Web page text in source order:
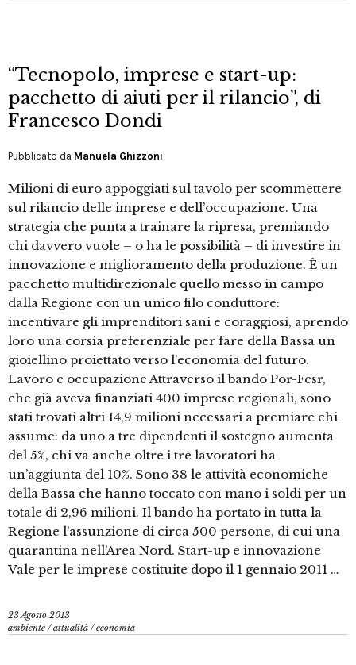
“Tecnopolo, imprese e start-up:
pacchetto di aiuti per il rilancio”, di
Francesco Dondi
Pubblicato da Manuela Ghizzoni
Milioni di euro appoggiati sul tavolo per scommettere
sul rilancio delle imprese e dell’occupazione. Una
strategia che punta a trainare la ripresa, premiando
chi davvero vuole – o ha le possibilità – di investire in
innovazione e miglioramento della produzione. È un
pacchetto multidirezionale quello messo in campo
dalla Regione con un unico filo conduttore:
incentivare gli imprenditori sani e coraggiosi, aprendo
loro una corsia preferenziale per fare della Bassa un
gioiellino proiettato verso l’economia del futuro.
Lavoro e occupazione Attraverso il bando Por-Fesr,
che già aveva finanziati 400 imprese regionali, sono
stati trovati altri 14,9 milioni necessari a premiare chi
assume: da uno a tre dipendenti il sostegno aumenta
del 5%, chi va anche oltre i tre lavoratori ha
un’aggiunta del 10%. Sono 38 le attività economiche
della Bassa che hanno toccato con mano i soldi per un
totale di 2,96 milioni. Il bando ha portato in tutta la
Regione l’assunzione di circa 500 persone, di cui una
quarantina nell’Area Nord. Start-up e innovazione
Vale per le imprese costituite dopo il 1 gennaio 2011 …
23 Agosto 2013
ambiente /attualità /economia